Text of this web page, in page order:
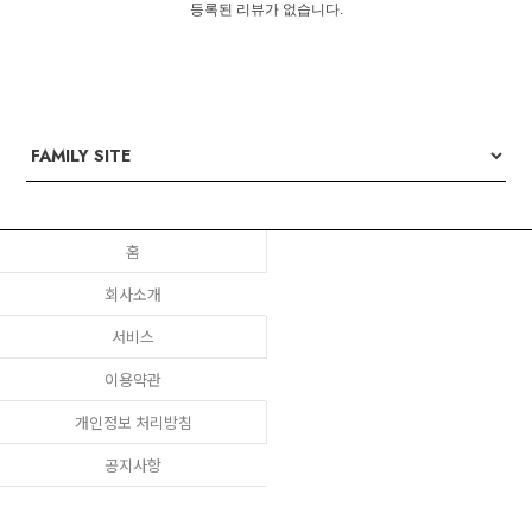
등록된 리뷰가 없습니다.
홈
회사소개
서비스
이용약관
개인정보 처리방침
공지사항